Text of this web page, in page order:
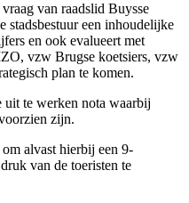
van raadslid Buysse
een inhoudelijke
en ook evalueert met
vzw Brugse koetsiers, vzw
plan te komen.
uit te werken nota waarbij
zijn.
alvast hierbij een 9-
van de toeristen te